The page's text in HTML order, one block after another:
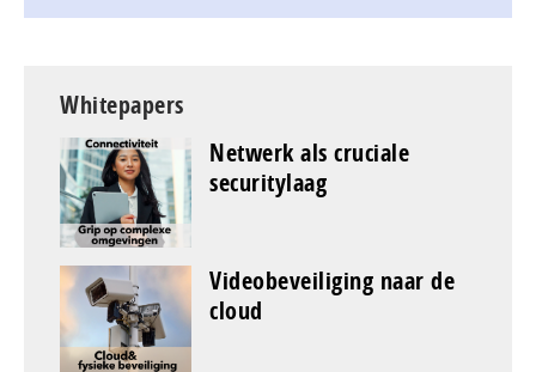
Whitepapers
Netwerk als cruciale
securitylaag
Videobeveiliging naar de
cloud